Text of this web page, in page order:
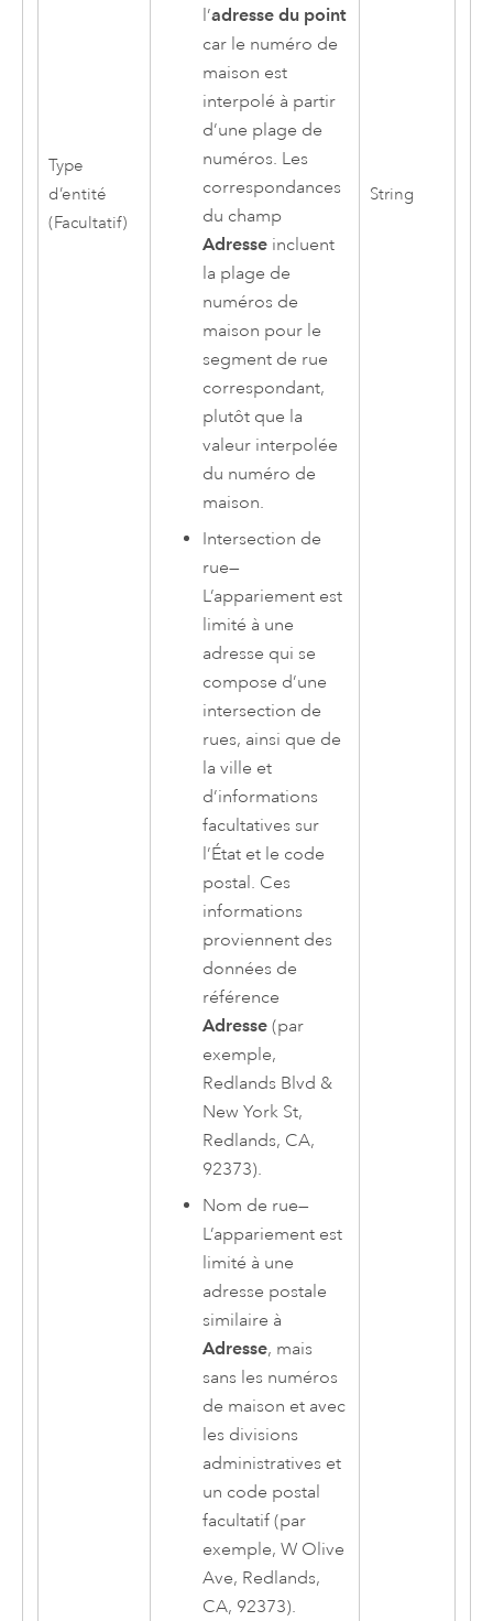
Type
d’entité
(Facultatif)
l’adresse du point
car le numéro de
maison est
interpolé à partir
d’une plage de
numéros. Les
correspondances
du champ
Adresse incluent
la plage de
numéros de
maison pour le
segment de rue
correspondant,
plutôt que la
valeur interpolée
du numéro de
maison.
Intersection de
rue—
L’appariement est
limité à une
adresse qui se
compose d’une
intersection de
rues, ainsi que de
la ville et
d’informations
facultatives sur
l’État et le code
postal. Ces
informations
proviennent des
données de
référence
Adresse (par
exemple,
Redlands Blvd &
New York St,
Redlands, CA,
92373).
Nom de rue—
L’appariement est
limité à une
adresse postale
similaire à
Adresse, mais
sans les numéros
de maison et avec
les divisions
administratives et
un code postal
facultatif (par
exemple, W Olive
Ave, Redlands,
CA, 92373).
String